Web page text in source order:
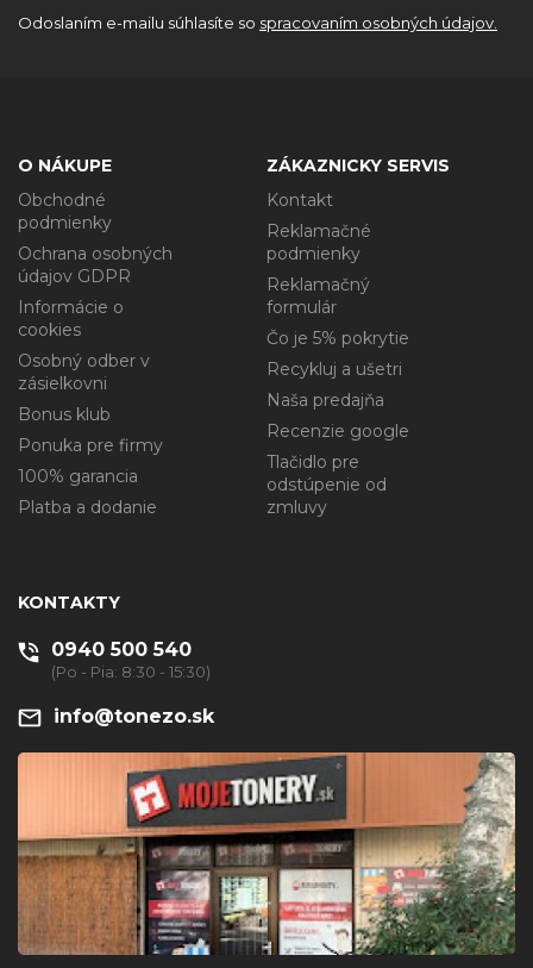
Odoslaním e-mailu súhlasíte so spracovaním osobných údajov.
O NÁKUPE
Obchodné
podmienky
Ochrana osobných
údajov GDPR
Informácie o
cookies
Osobný odber v
zásielkovni
Bonus klub
Ponuka pre firmy
100% garancia
Platba a dodanie
ZÁKAZNICKY SERVIS
Kontakt
Reklamačné
podmienky
Reklamačný
formulár
Čo je 5% pokrytie
Recykluj a ušetri
Naša predajňa
Recenzie google
Tlačidlo pre
odstúpenie od
zmluvy
KONTAKTY
0940 500 540
(Po - Pia: 8:30 - 15:30)
info@tonezo.sk